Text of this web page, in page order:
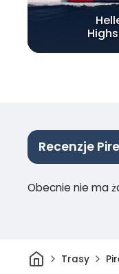
Recenzje
Obecnie nie ma
DomTrasy